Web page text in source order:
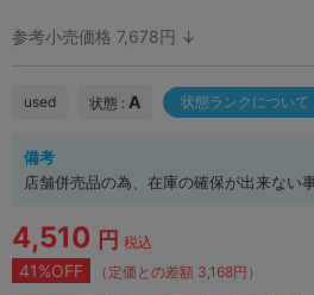
参考小売価格 7,678円 ↓
used 状態 : A 状態ランクについて
備考
店舗併売品の為、在庫の確保が出来ない
4,510 円 税込
41%OFF （定価との差額 3,168円）